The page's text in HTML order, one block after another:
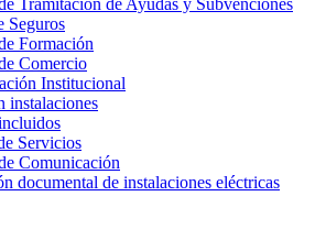
Tramitación de Ayudas y Subvenciones
Seguros
Formación
Comercio
Institucional
instalaciones
Servicios
Comunicación
documental de instalaciones eléctricas